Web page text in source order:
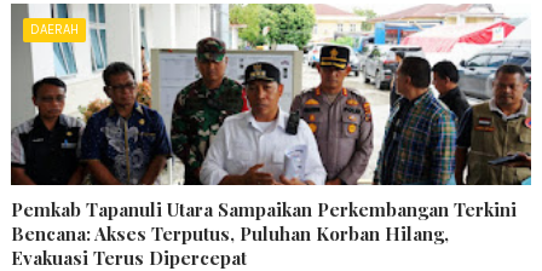
DAERAH
Pemkab Tapanuli Utara Sampaikan Perkembangan Terkini
Bencana: Akses Terputus, Puluhan Korban Hilang,
Evakuasi Terus Dipercepat